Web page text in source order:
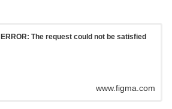
ERROR: The request could not be satisfied
www.figma.com